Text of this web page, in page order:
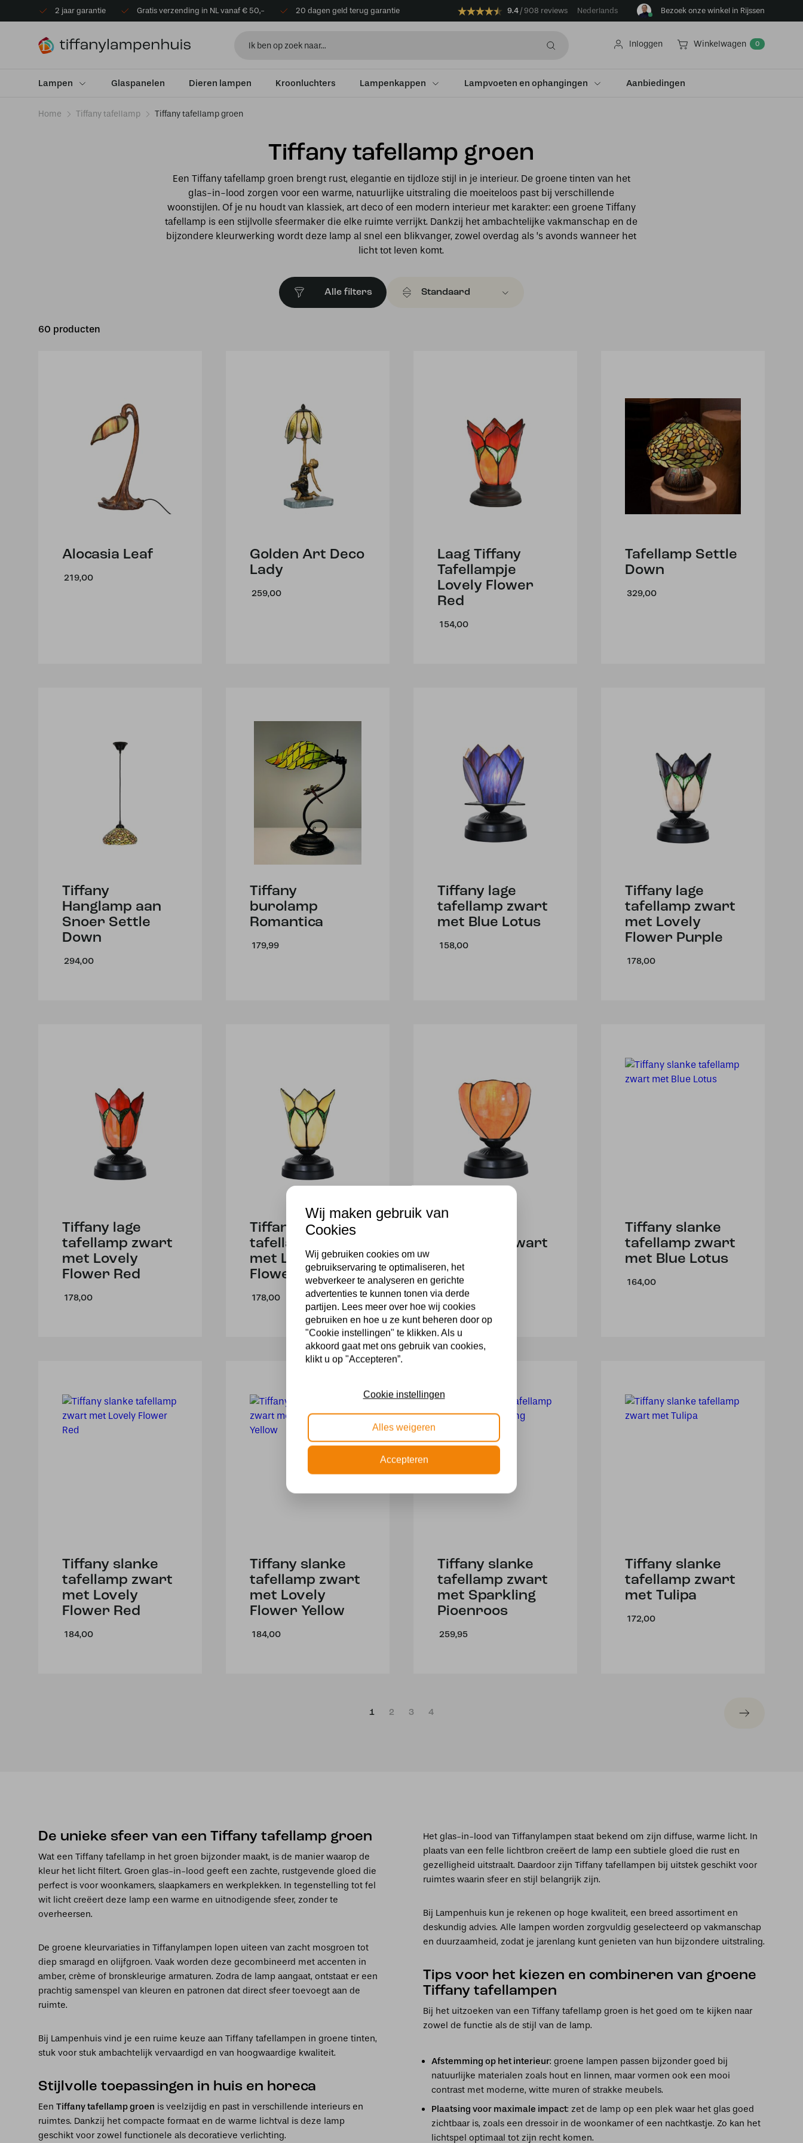
2 jaar garantie Gratis verzending in NL vanaf € 50,- 20 dagen geld terug garantie 9.4 908 reviews Nederlands Bezoek onze winkel in Rijssen
Inloggen Winkelwagen 0
Lampen Glaspanelen Dieren lampen Kroonluchters Lampenkappen Lampvoeten en ophangingen Aanbiedingen
Home Tiffany tafellamp Tiffany tafellamp groen
Tiffany tafellamp groen
Een Tiffany tafellamp groen brengt rust, elegantie en tijdloze stijl in je interieur. De groene tinten van het
glas-in-lood zorgen voor een warme, natuurlijke uitstraling die moeiteloos past bij verschillende
woonstijlen. Of je nu houdt van klassiek, art deco of een modern interieur met karakter: een groene Tiffany
tafellamp is een stijlvolle sfeermaker die elke ruimte verrijkt. Dankzij het ambachtelijke vakmanschap en de
bijzondere kleurwerking wordt deze lamp al snel een blikvanger, zowel overdag als ’s avonds wanneer het
licht tot leven komt.
Alle filters
60 producten
Alocasia Leaf
219,00
Golden Art Deco
Lady
259,00
Laag Tiffany
Tafellampje
Lovely Flower
Red
154,00
Tafellamp Settle
Down
329,00
Tiffany
Hanglamp aan
Snoer Settle
Down
294,00
Tiffany
burolamp
Romantica
179,99
Tiffany lage
tafellamp zwart
met Blue Lotus
158,00
Tiffany lage
tafellamp zwart
met Lovely
Flower Purple
178,00
Tiffany lage
tafellamp zwart
met Lovely
Flower Red
178,00
Tiffany lage
tafellamp zwart
met Lovely
Flower Yellow
178,00
tafellamp zwart
met Tulipa
164,00
Tiffany slanke
tafellamp zwart
met Blue Lotus
164,00
Tiffany slanke
tafellamp zwart
met Lovely
Flower Red
184,00
Tiffany slanke
tafellamp zwart
met Lovely
Flower Yellow
184,00
Tiffany slanke
tafellamp zwart
met Sparkling
Pioenroos
259,95
Tiffany slanke
tafellamp zwart
met Tulipa
172,00
1 2 3 4
De unieke sfeer van een Tiffany tafellamp groen
Wat een Tiffany tafellamp in het groen bijzonder maakt, is de manier waarop de
kleur het licht filtert. Groen glas-in-lood geeft een zachte, rustgevende gloed die
perfect is voor woonkamers, slaapkamers en werkplekken. In tegenstelling tot fel
wit licht creëert deze lamp een warme en uitnodigende sfeer, zonder te
overheersen.
De groene kleurvariaties in Tiffanylampen lopen uiteen van zacht mosgroen tot
diep smaragd en olijfgroen. Vaak worden deze gecombineerd met accenten in
amber, crème of bronskleurige armaturen. Zodra de lamp aangaat, ontstaat er een
prachtig samenspel van kleuren en patronen dat direct sfeer toevoegt aan de
ruimte.
Bij Lampenhuis vind je een ruime keuze aan Tiffany tafellampen in groene tinten,
stuk voor stuk ambachtelijk vervaardigd en van hoogwaardige kwaliteit.
Stijlvolle toepassingen in huis en horeca
Een Tiffany tafellamp groen is veelzijdig en past in verschillende interieurs en
ruimtes. Dankzij het compacte formaat en de warme lichtval is deze lamp
geschikt voor zowel functionele als decoratieve verlichting.
Het glas-in-lood van Tiffanylampen staat bekend om zijn diffuse, warme licht. In
plaats van een felle lichtbron creëert de lamp een subtiele gloed die rust en
gezelligheid uitstraalt. Daardoor zijn Tiffany tafellampen bij uitstek geschikt voor
ruimtes waarin sfeer en stijl belangrijk zijn.
Bij Lampenhuis kun je rekenen op hoge kwaliteit, een breed assortiment en
deskundig advies. Alle lampen worden zorgvuldig geselecteerd op vakmanschap
en duurzaamheid, zodat je jarenlang kunt genieten van hun bijzondere uitstraling.
Tips voor het kiezen en combineren van groene
Tiffany tafellampen
Bij het uitzoeken van een Tiffany tafellamp groen is het goed om te kijken naar
zowel de functie als de stijl van de lamp.
Afstemming op het interieur: groene lampen passen bijzonder goed bij
natuurlijke materialen zoals hout en linnen, maar vormen ook een mooi
contrast met moderne, witte muren of strakke meubels.
Plaatsing voor maximale impact: zet de lamp op een plek waar het glas goed
zichtbaar is, zoals een dressoir in de woonkamer of een nachtkastje. Zo kan het
lichtspel optimaal tot zijn recht komen.
Wij maken gebruik van
Cookies
Wij gebruiken cookies om uw
gebruikservaring te optimaliseren, het
webverkeer te analyseren en gerichte
advertenties te kunnen tonen via derde
partijen. Lees meer over hoe wij cookies
gebruiken en hoe u ze kunt beheren door op
"Cookie instellingen" te klikken. Als u
akkoord gaat met ons gebruik van cookies,
klikt u op "Accepteren”.
Cookie instellingen
Alles weigeren
Accepteren